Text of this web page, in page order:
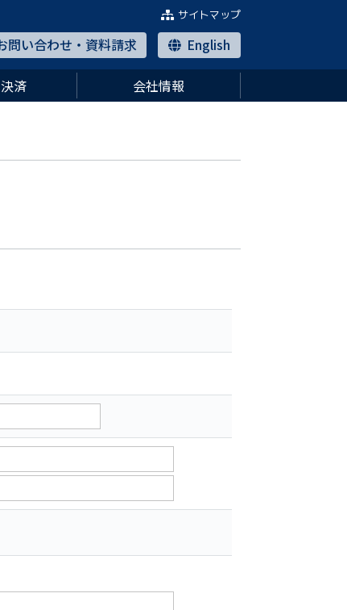
サイトマップ
問い合わせ・資料請求 English
済 会社情報